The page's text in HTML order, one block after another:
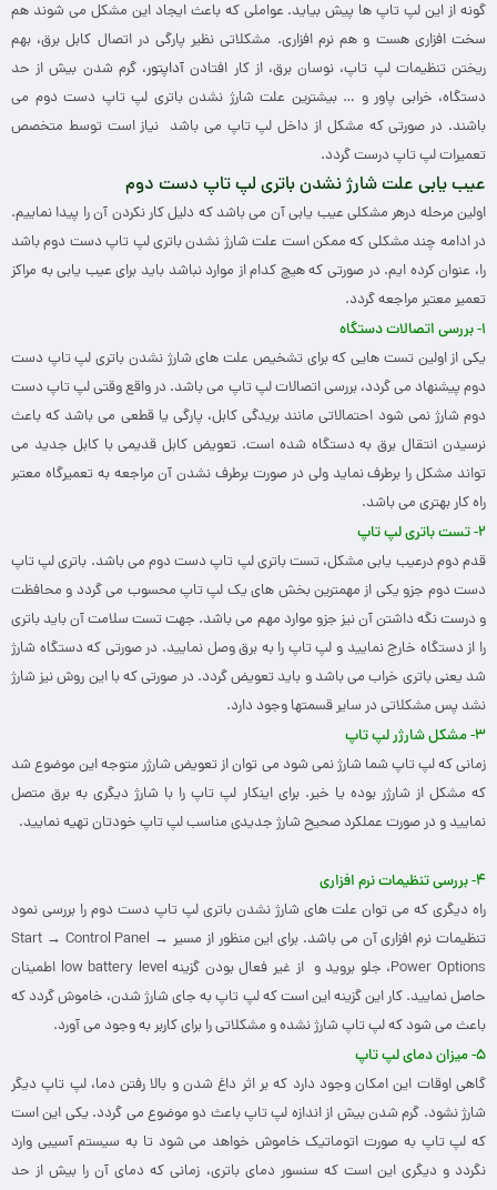
گونه از این لپ تاپ ها پیش بیاید. عواملی که باعث ایجاد این مشکل می شوند هم
سخت افزاری هست و هم نرم افزاری. مشکلاتی نظیر پارگی در اتصال کابل برق، بهم
ریختن تنظیمات لپ تاپ، نوسان برق، از کار افتادن آداپتور، گرم شدن بیش از حد
دستگاه، خرابی پاور و … بیشترین علت شارژ نشدن باتری لپ تاپ دست دوم می
باشند. در صورتی که مشکل از داخل لپ تاپ می باشد نیاز است توسط متخصص
تعمیرات لپ تاپ درست گردد.
عیب یابی علت شارژ نشدن باتری لپ تاپ دست دوم
اولین مرحله درهر مشکلی عیب یابی آن می باشد که دلیل کار نکردن آن را پیدا نماییم.
در ادامه چند مشکلی که ممکن است علت شارژ نشدن باتری لپ تاپ دست دوم باشد
را، عنوان کرده ایم. در صورتی که هیچ کدام از موارد نباشد باید برای عیب یابی به مراکز
تعمیر معتبر مراجعه گردد.
۱- بررسی اتصالات دستگاه
یکی از اولین تست هایی که برای تشخیص علت های شارژ نشدن باتری لپ تاپ دست
دوم پیشنهاد می گردد، بررسی اتصالات لپ تاپ می باشد. در واقع وقتی لپ تاپ دست
دوم شارژ نمی شود احتمالاتی مانند بریدگی کابل، پارگی یا قطعی می باشد که باعث
نرسیدن انتقال برق به دستگاه شده است. تعویض کابل قدیمی با کابل جدید می
تواند مشکل را برطرف نماید ولی در صورت برطرف نشدن آن مراجعه به تعمیرگاه معتبر
راه کار بهتری می باشد.
۲- تست باتری لپ تاپ
قدم دوم درعیب یابی مشکل، تست باتری لپ تاپ دست دوم می باشد. باتری لپ تاپ
دست دوم جزو یکی از مهمترین بخش های یک لپ تاپ محسوب می گردد و محافظت
و درست نگه داشتن آن نیز جزو موارد مهم می باشد. جهت تست سلامت آن باید باتری
را از دستگاه خارج نمایید و لپ تاپ را به برق وصل نمایید. در صورتی که دستگاه شارژ
شد یعنی باتری خراب می باشد و باید تعویض گردد. در صورتی که با این روش نیز شارژ
نشد پس مشکلاتی در سایر قسمتها وجود دارد.
۳- مشکل شارژر لپ تاپ
زمانی که لپ تاپ شما شارژ نمی شود می توان از تعویض شارژر متوجه این موضوع شد
که مشکل از شارژر بوده یا خیر. برای اینکار لپ تاپ را با شارژ دیگری به برق متصل
نمایید و در صورت عملکرد صحیح شارژ جدیدی مناسب لپ تاپ خودتان تهیه نمایید.
۴- بررسی تنظیمات نرم افزاری
راه دیگری که می توان علت های شارژ نشدن باتری لپ تاپ دست دوم را بررسی نمود
تنظیمات نرم افزاری آن می باشد. برای این منظور از مسیر Start → Control Panel →
Power Options، جلو بروید و از غیر فعال بودن گزینه low battery level اطمینان
حاصل نمایید. کار این گزینه این است که لپ تاپ به جای شارژ شدن، خاموش گردد که
باعث می شود که لپ تاپ شارژ نشده و مشکلاتی را برای کاربر به وجود می آورد.
۵- میزان دمای لپ تاپ
گاهی اوقات این امکان وجود دارد که بر اثر داغ شدن و بالا رفتن دما، لپ تاپ دیگر
شارژ نشود. گرم شدن بیش از اندازه لپ تاپ باعث دو موضوع می گردد. یکی این است
که لپ تاپ به صورت اتوماتیک خاموش خواهد می شود تا به سیستم آسیبی وارد
نگردد و دیگری این است که سنسور دمای باتری، زمانی که دمای آن را بیش از حد